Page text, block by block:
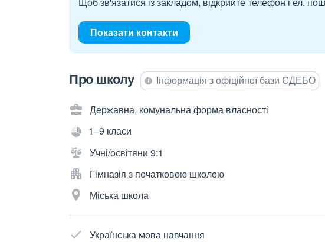
Показати контакти
Про школу Інформація з офіційної бази ЄДЕБО
Державна, комунальна форма власності
1–9 класи
Учні/освітяни 9:1
Гімназія з початковою школою
Міська школа
Українська мова навчання